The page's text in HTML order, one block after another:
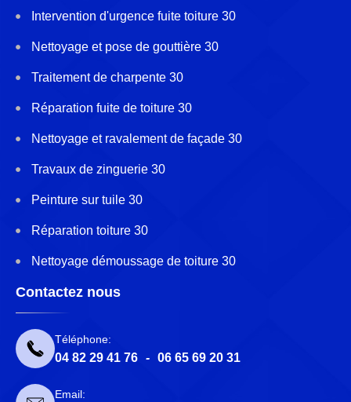
Intervention d'urgence fuite toiture 30
Nettoyage et pose de gouttière 30
Traitement de charpente 30
Réparation fuite de toiture 30
Nettoyage et ravalement de façade 30
Travaux de zinguerie 30
Peinture sur tuile 30
Réparation toiture 30
Nettoyage démoussage de toiture 30
Contactez nous
Téléphone:
04 82 29 41 76 - 06 65 69 20 31
Email: